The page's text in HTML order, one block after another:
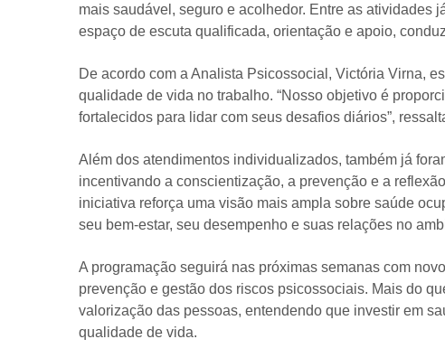
mais saudável, seguro e acolhedor. Entre as atividades
espaço de escuta qualificada, orientação e apoio,
De acordo com a Analista Psicossocial, Victória Virna,
qualidade de vida no trabalho. “Nosso objetivo é
fortalecidos para lidar com seus desafios diários”,
Além dos atendimentos individualizados, também já
incentivando a conscientização, a prevenção e a
iniciativa reforça uma visão mais ampla sobre saúde
seu bem-estar, seu desempenho e suas relações no
A programação seguirá nas próximas semanas com
prevenção e gestão dos riscos psicossociais. Mais do
valorização das pessoas, entendendo que investir em
qualidade de vida.